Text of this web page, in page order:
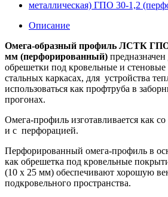
Описание
Омега-образный профиль ЛСТК ГПО
мм (перфорированный)
обрешетки под кровельные и стеновые
стальных каркасах, для устройства
использоваться как профтруба в
прогонах.
Омега-профиль изготавливается как
и с перфорацией.
Перфорированный омега-профиль в
как обрешетка под кровельные
(10 х 25 мм) обеспечивают хорошую
подкровельного пространства.